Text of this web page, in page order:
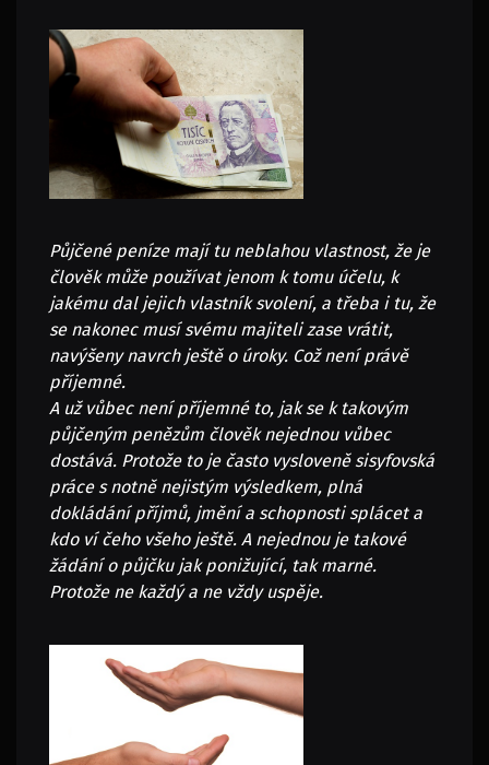
Půjčené peníze mají tu neblahou vlastnost, že je
člověk může používat jenom k tomu účelu, k
jakému dal jejich vlastník svolení, a třeba i tu, že
se nakonec musí svému majiteli zase vrátit,
navýšeny navrch ještě o úroky. Což není právě
příjemné.
A už vůbec není příjemné to, jak se k takovým
půjčeným penězům člověk nejednou vůbec
dostává. Protože to je často vysloveně sisyfovská
práce s notně nejistým výsledkem, plná
dokládání příjmů, jmění a schopnosti splácet a
kdo ví čeho všeho ještě. A nejednou je takové
žádání o půjčku jak ponižující, tak marné.
Protože ne každý a ne vždy uspěje.